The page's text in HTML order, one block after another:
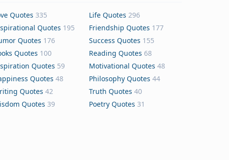
Quotes 335 Life Quotes 296
Quotes 195 Friendship Quotes 177
Quotes 176 Success Quotes 155
Quotes 100 Reading Quotes 68
Quotes 59 Motivational Quotes 48
Quotes 48 Philosophy Quotes 44
Quotes 42 Truth Quotes 40
Quotes 39 Poetry Quotes 31